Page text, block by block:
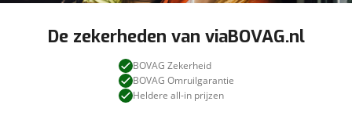
LED verlichting pakket
LED koplampen
Dimlichten automatisch
De zekerheden van viaBOVAG.nl
BOVAG Zekerheid
BOVAG Omruilgarantie
Heldere all-in prijzen